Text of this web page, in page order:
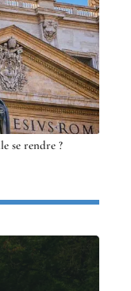
se rendre ?